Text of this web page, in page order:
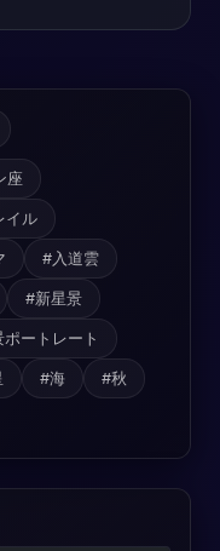
座
イル
#入道雲
#新星景
ートレート
#海 #秋